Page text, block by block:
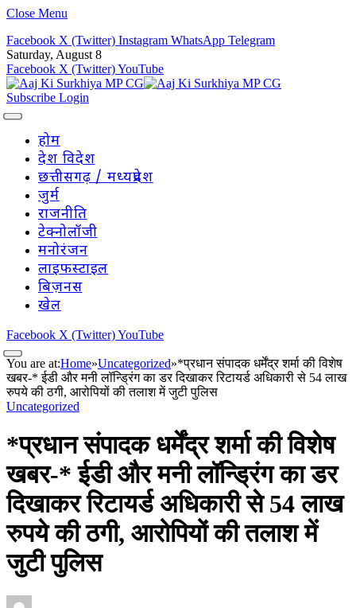
Close Menu
Facebook X (Twitter) Instagram WhatsApp Telegram
Saturday, August 8
Facebook X (Twitter)YouTube
Subscribe Login
होम
देश विदेश
छत्तीसगढ़ / मध्यप्रदेश
जुर्म
राजनीति
टेक्नोलॉजी
मनोरंजन
लाइफस्टाइल
बिज़नस
खेल
Facebook X (Twitter)YouTube
You are at:Home»Uncategorized»*प्रधान संपादक धर्मेंद्र शर्मा की विशेष
खबर-* ईडी और मनी लॉन्ड्रिंग का डर दिखाकर रिटायर्ड अधिकारी से 54 लाख
रुपये की ठगी, आरोपियों की तलाश में जुटी पुलिस
Uncategorized
*प्रधान संपादक धर्मेंद्र शर्मा की विशेष
खबर-* ईडी और मनी लॉन्ड्रिंग का डर
दिखाकर रिटायर्ड अधिकारी से 54 लाख
रुपये की ठगी, आरोपियों की तलाश में
जुटी पुलिस